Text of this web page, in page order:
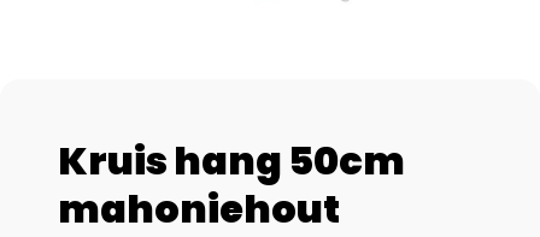
Kruis hang 50cm
mahoniehout